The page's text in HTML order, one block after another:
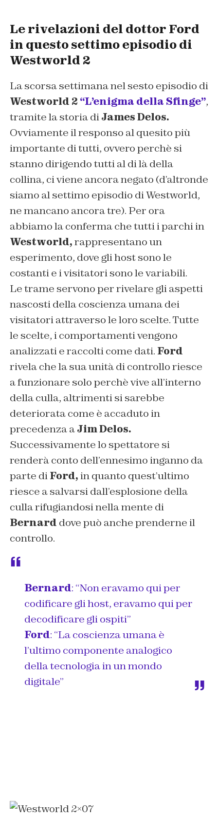
Le rivelazioni del dottor Ford
in questo settimo episodio di
Westworld 2
La scorsa settimana nel sesto episodio di
Westworld 2 “L’enigma della Sfinge”,
tramite la storia diJames Delos.
Ovviamente il responso al quesito più
importante di tutti, ovvero perchè si
stanno dirigendo tutti al di là della
collina, ci viene ancora negato (d’altronde
siamo al settimo episodio di Westworld,
ne mancano ancora tre). Per ora
abbiamo la conferma che tutti i parchi in
Westworld,rappresentano un
esperimento, dove gli host sono le
costanti e i visitatori sono le variabili.
Le trame servono per rivelare gli aspetti
nascosti della coscienza umana dei
visitatori attraverso le loro scelte. Tutte
le scelte, i comportamenti vengono
analizzati e raccolti come dati. Ford
rivela che la sua unità di controllo riesce
a funzionare solo perchè vive all’interno
della culla, altrimenti si sarebbe
deteriorata come è accaduto in
precedenza aJim Delos.
Successivamente lo spettatore si
renderà conto dell’ennesimo inganno da
parte diFord,in quanto quest’ultimo
riesce a salvarsi dall’esplosione della
culla rifugiandosi nella mente di
Bernard dove può anche prenderne il
controllo.
Bernard: “Non eravamo qui per
codificare gli host, eravamo qui per
decodificare gli ospiti”
Ford: “La coscienza umana è
l’ultimo componente analogico
della tecnologia in un mondo
digitale”